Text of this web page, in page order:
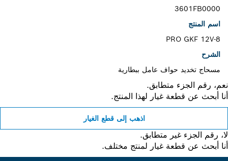
3601FB0000
اسم المنتج
PRO GKF 12V-8
الشرح
مسحاج تخديد حواف عامل ببطارية
رقم الجزء متطابق.
أبحث عن قطعة غيار لهذا المنتج.
اذهب إلى قطع الغيار
رقم الجزء غير متطابق.
أبحث عن قطعة غيار لمنتج مختلف.